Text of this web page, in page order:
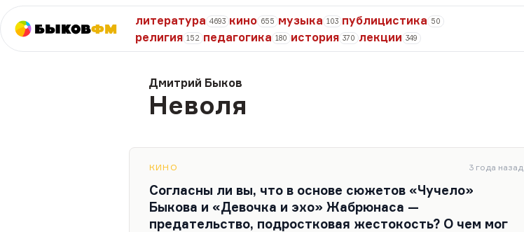
БыковФМ
литература 4693 кино 655 музыка 103 публицистика 50
религия 152 педагогика 180 история 370 лекции 349
Дмитрий Быков
Неволя
КИНО 3 года назад
Согласны ли вы, что в основе сюжетов «Чучело»
Быкова и «Девочка и эхо» Жабрюнаса —
предательство, подростковая жестокость? О чем мог